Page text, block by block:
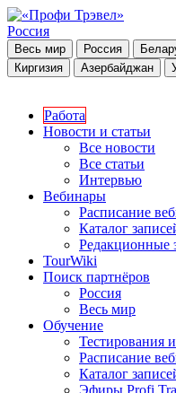
Россия
Весь мир Россия
Киргизия
Азербайджан
Работа
Новости и статьи
Все новости
Все статьи
Интервью
Вебинары
Расписание
Каталог
Редакционные
TourWiki
Поиск партнёров
Россия
Весь мир
Обучение
Тестирования
Расписание
Каталог
Эфиры